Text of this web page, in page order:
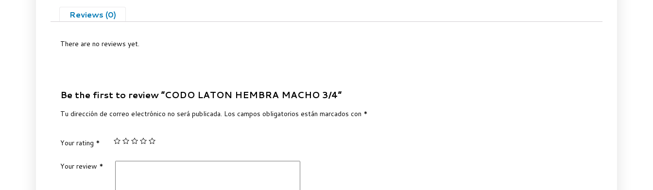
Reviews (0)
There are no reviews yet.
Be the first to review “CODO LATON HEMBRA MACHO 3/4”
Tu dirección de correo electrónico no será publicada. Los campos obligatorios están marcados con *
Your rating *
Your review *